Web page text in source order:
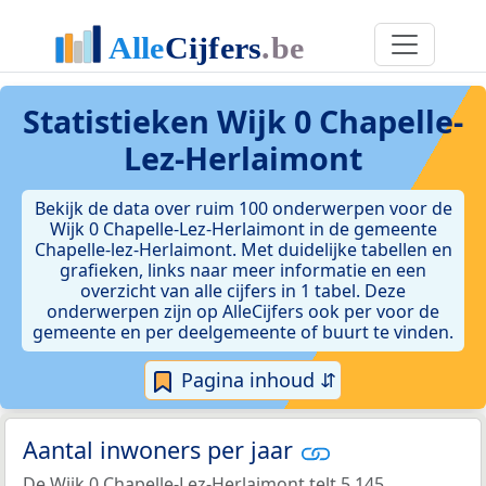
Statistieken Wijk 0 Chapelle-
Lez-Herlaimont
Bekijk de data over ruim 100 onderwerpen voor de
Wijk 0 Chapelle-Lez-Herlaimont in de gemeente
Chapelle-lez-Herlaimont. Met duidelijke tabellen en
grafieken, links naar meer informatie en een
overzicht van alle cijfers in 1 tabel. Deze
onderwerpen zijn op AlleCijfers ook per voor de
gemeente en per deelgemeente of buurt te vinden.
Pagina inhoud ⇵
Aantal inwoners per jaar